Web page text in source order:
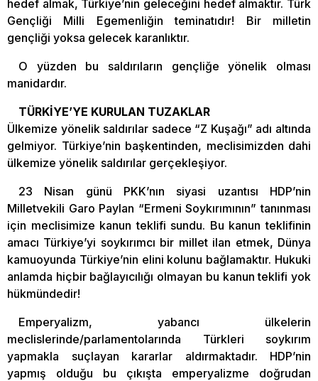
hedef almak, Türkiye’nin geleceğini hedef almaktır. Türk
Gençliği Milli Egemenliğin teminatıdır! Bir milletin
gençliği yoksa gelecek karanlıktır.
O yüzden bu saldırıların gençliğe yönelik olması
manidardır.
TÜRKİYE’YE KURULAN TUZAKLAR
Ülkemize yönelik saldırılar sadece “Z Kuşağı” adı altında
gelmiyor. Türkiye’nin başkentinden, meclisimizden dahi
ülkemize yönelik saldırılar gerçekleşiyor.
23 Nisan günü PKK’nın siyasi uzantısı HDP’nin
Milletvekili Garo Paylan “Ermeni Soykırımının” tanınması
için meclisimize kanun teklifi sundu. Bu kanun teklifinin
amacı Türkiye’yi soykırımcı bir millet ilan etmek, Dünya
kamuoyunda Türkiye’nin elini kolunu bağlamaktır. Hukuki
anlamda hiçbir bağlayıcılığı olmayan bu kanun teklifi yok
hükmündedir!
Emperyalizm, yabancı ülkelerin
meclislerinde/parlamentolarında Türkleri soykırım
yapmakla suçlayan kararlar aldırmaktadır. HDP’nin
yapmış olduğu bu çıkışta emperyalizme doğrudan